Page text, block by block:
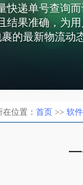
快递单号查询
结果准确，为
的最新物流
在位置： 首页 >> 软